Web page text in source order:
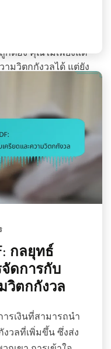
กต้อง คุณไม่เพียงแต่
มวิตกกังวลได้ แต่ยัง
กลยุทธ์
ดการกับ
วิตกกังวล
รเงินที่สามารถนำ
วลที่เพิ่มขึ้น ซึ่งส่ง